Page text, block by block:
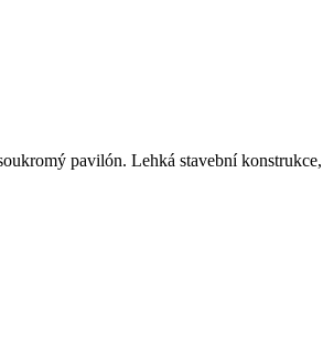
pavilón. Lehká stavební